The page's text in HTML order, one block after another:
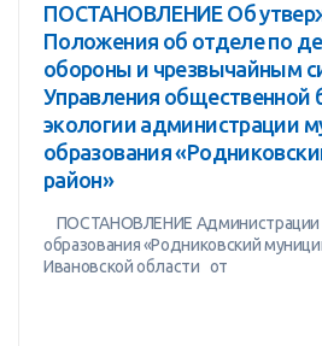
ПОСТАНОВЛЕНИЕ Об
Положения об отделе по
обороны и чрезвычайным
Управления общественной
экологии администрации
образования
район»
ПОСТАНОВЛЕНИЕ Администрации
образования «Родниковский
Ивановской области от